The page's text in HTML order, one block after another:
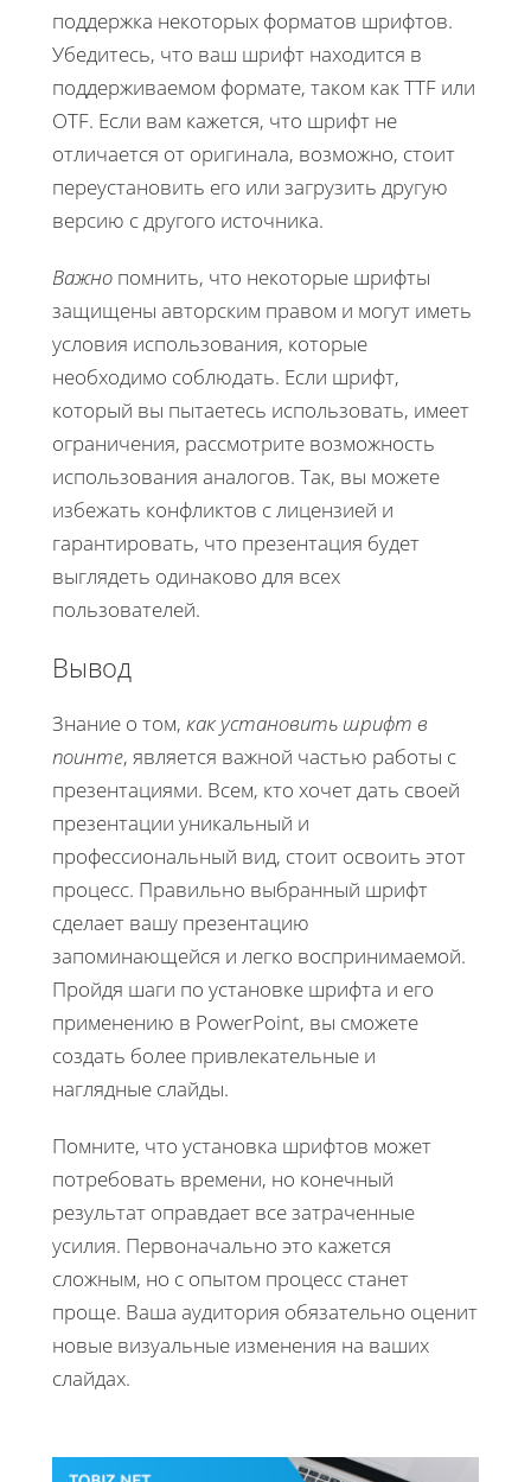
поддержка некоторых форматов шрифтов.
Убедитесь, что ваш шрифт находится в
поддерживаемом формате, таком как TTF или
OTF. Если вам кажется, что шрифт не
отличается от оригинала, возможно, стоит
переустановить его или загрузить другую
версию с другого источника.
Важно помнить, что некоторые шрифты
защищены авторским правом и могут иметь
условия использования, которые
необходимо соблюдать. Если шрифт,
который вы пытаетесь использовать, имеет
ограничения, рассмотрите возможность
использования аналогов. Так, вы можете
избежать конфликтов с лицензией и
гарантировать, что презентация будет
выглядеть одинаково для всех
пользователей.
Вывод
Знание о том, как установить шрифт в
поинте, является важной частью работы с
презентациями. Всем, кто хочет дать своей
презентации уникальный и
профессиональный вид, стоит освоить этот
процесс. Правильно выбранный шрифт
сделает вашу презентацию
запоминающейся и легко воспринимаемой.
Пройдя шаги по установке шрифта и его
применению в PowerPoint, вы сможете
создать более привлекательные и
наглядные слайды.
Помните, что установка шрифтов может
потребовать времени, но конечный
результат оправдает все затраченные
усилия. Первоначально это кажется
сложным, но с опытом процесс станет
проще. Ваша аудитория обязательно оценит
новые визуальные изменения на ваших
слайдах.